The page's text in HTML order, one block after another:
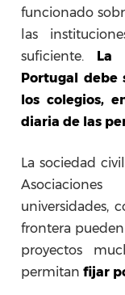
funcionado
las
suficiente. La
Portugal debe
los colegios,
diaria de las
La sociedad
universidades,
frontera
proyectos
permitan fijar